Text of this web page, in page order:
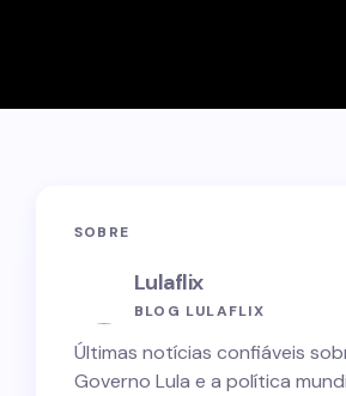
SOBRE
Lulaflix
BLOG LULAFLIX
Últimas notícias confiáveis
Governo Lula e a política